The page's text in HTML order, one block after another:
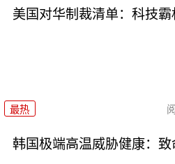
美国对华制裁清单：科技
最热
韩国极端高温威胁健康：